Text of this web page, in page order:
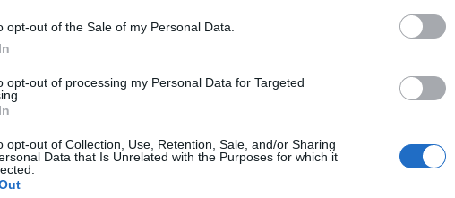
opt-out of the Sale of my Personal Data.
opt-out of processing my Personal Data for Targeted
opt-out of Collection, Use, Retention, Sale, and/or Sharing
Data that Is Unrelated with the Purposes for which it
Πώς να ξεφλουδίζεις εύκολα το σκόρδο